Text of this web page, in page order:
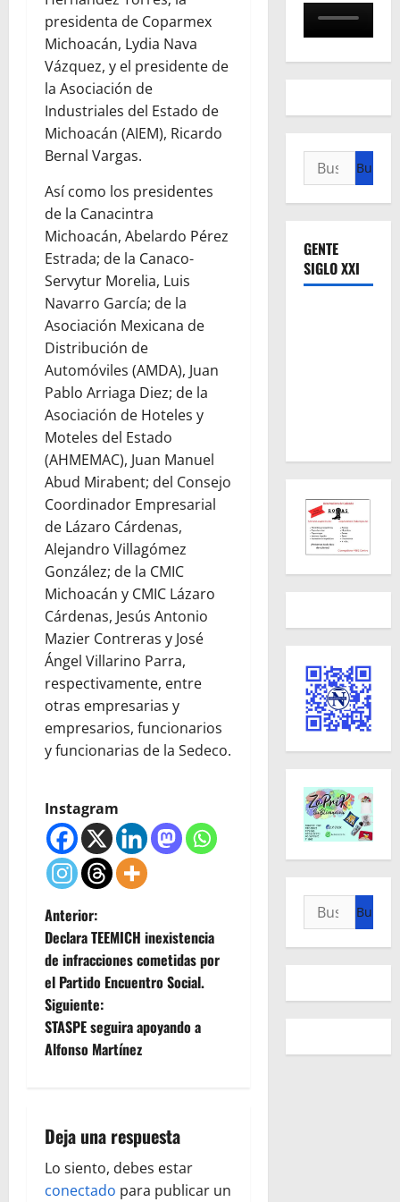
presidenta de Coparmex
Michoacán, Lydia Nava
Vázquez, y el presidente de
la Asociación de
Industriales del Estado de
Michoacán (AIEM), Ricardo
Bernal Vargas.
Así como los presidentes
de la Canacintra
Michoacán, Abelardo Pérez
Estrada; de la Canaco-
Servytur Morelia, Luis
Navarro García; de la
Asociación Mexicana de
Distribución de
Automóviles (AMDA), Juan
Pablo Arriaga Diez; de la
Asociación de Hoteles y
Moteles del Estado
(AHMEMAC), Juan Manuel
Abud Mirabent; del Consejo
Coordinador Empresarial
de Lázaro Cárdenas,
Alejandro Villagómez
González; de la CMIC
Michoacán y CMIC Lázaro
Cárdenas, Jesús Antonio
Mazier Contreras y José
Ángel Villarino Parra,
respectivamente, entre
otras empresarias y
empresarios, funcionarios
y funcionarias de la Sedeco.
Instagram
N
a
v
e
c
i
Anterior:
Declara TEEMICH inexistencia
de infracciones cometidas por
el Partido Encuentro Social.
Siguiente:
STASPE seguira apoyando a
Alfonso Martínez
Deja una respuesta
Lo siento, debes estar
conectado para publicar un
Buscar:
GENTE
SIGLO XXI
Buscar: